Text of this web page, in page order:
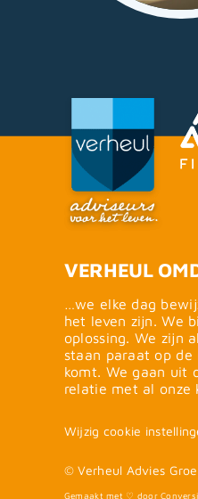
VERHEUL
…we elke dag
het leven zijn. We
oplossing. We zijn
staan paraat op
komt. We gaan uit
relatie met al onze
Wijzig cookie
© Verheul Advies
Gemaakt met ♡ door